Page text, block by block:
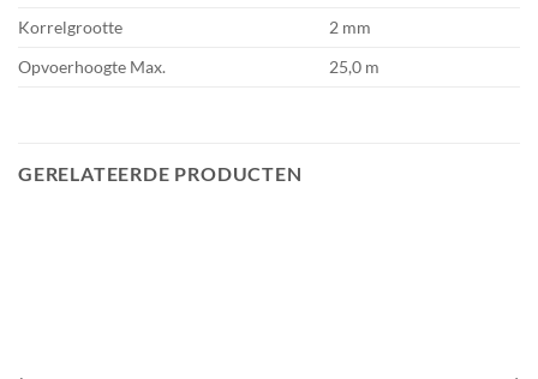
Korrelgrootte
2 mm
Opvoerhoogte Max.
25,0 m
GERELATEERDE PRODUCTEN